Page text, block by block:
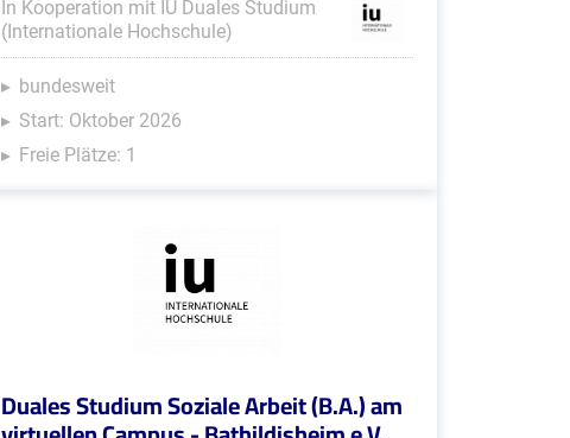
In Kooperation mit IU Duales Studium
(Internationale Hochschule)
bundesweit
Start: Oktober 2026
Freie Plätze: 1
Duales Studium Soziale Arbeit (B.A.) am